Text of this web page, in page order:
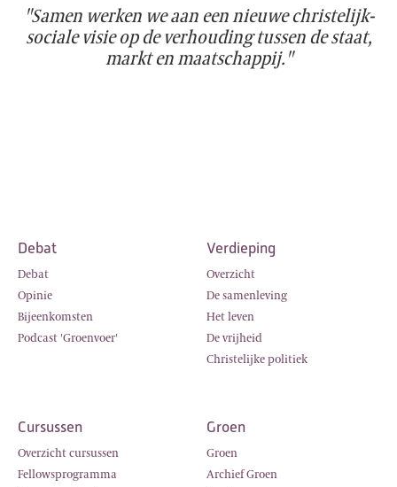
"Samen werken we aan een nieuwe christelijk-
sociale visie op de verhouding tussen de staat,
markt en maatschappij."
Debat
Debat
Opinie
Bijeenkomsten
Podcast 'Groenvoer'
Verdieping
Overzicht
De samenleving
Het leven
De vrijheid
Christelijke politiek
Cursussen
Overzicht cursussen
Fellowsprogramma
Groen
Groen
Archief Groen